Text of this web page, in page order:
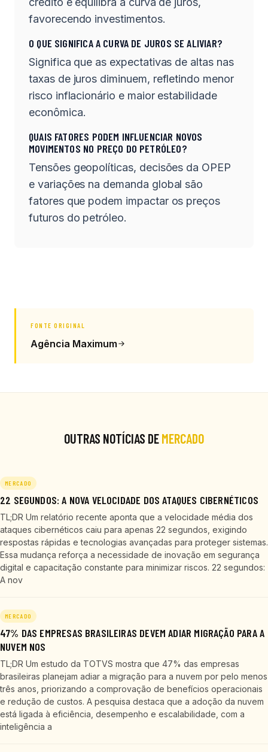
favorecendo investimentos.
O QUE SIGNIFICA A CURVA DE JUROS SE ALIVIAR?
Significa que as expectativas de altas nas
taxas de juros diminuem, refletindo menor
risco inflacionário e maior estabilidade
econômica.
QUAIS FATORES PODEM INFLUENCIAR NOVOS
MOVIMENTOS NO PREÇO DO PETRÓLEO?
Tensões geopolíticas, decisões da OPEP
e variações na demanda global são
fatores que podem impactar os preços
futuros do petróleo.
FONTE ORIGINAL
Agência Maximum
OUTRAS NOTÍCIAS DEMERCADO
MERCADO
22 SEGUNDOS: A NOVA VELOCIDADE DOS ATAQUES CIBERNÉTICOS
TL;DR Um relatório recente aponta que a velocidade média dos
ataques cibernéticos caiu para apenas 22 segundos, exigindo
respostas rápidas e tecnologias avançadas para proteger sistemas.
Essa mudança reforça a necessidade de inovação em segurança
digital e capacitação constante para minimizar riscos. 22 segundos:
A nov
MERCADO
47% DAS EMPRESAS BRASILEIRAS DEVEM ADIAR MIGRAÇÃO PARA A
NUVEM NOS
TL;DR Um estudo da TOTVS mostra que 47% das empresas
brasileiras planejam adiar a migração para a nuvem por pelo menos
três anos, priorizando a comprovação de benefícios operacionais
e redução de custos. A pesquisa destaca que a adoção da nuvem
está ligada à eficiência, desempenho e escalabilidade, com a
inteligência a